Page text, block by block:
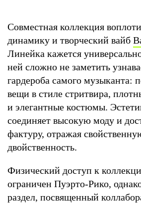
Совместная коллекция
динамику и творческий вайб
Линейка кажется
ней сложно не заметить
гардероба самого музыканта:
вещи в стиле стритвира,
и элегантные костюмы.
соединяет высокую моду и
фактуру, отражая
двойственность.
Физический доступ к
ограничен Пуэрто-Рико,
раздел, посвященный